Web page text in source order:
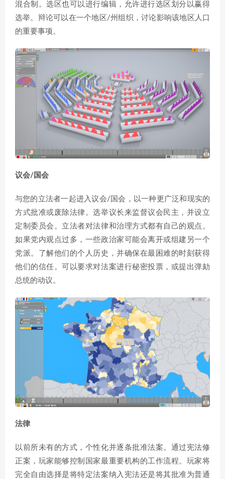
混合制。选区也可以进行编辑，允许进行选区划分以赢得
选举。辩论可以在一个地区/州组织，讨论影响该地区人口
的重要事项。
议会/国会
与您的立法者一起进入议会/国会，以一种更广泛和现实的
方式批准或废除法律。选举议长来监督议会民主，并设立
定制委员会。立法者对法律和治理方式都有自己的观点。
如果党内观点过多，一些政治家可能会离开或组建另一个
党派。了解他们的个人历史，并确保在最困难的时刻获得
他们的信任。可以要求对法案进行秘密投票，或提出弹劾
总统的动议。
法律
以前所未有的方式，个性化并逐条批准法案。通过宪法修
正案，玩家能够控制国家最重要机构的工作流程。玩家将
完全自由选择是将特定法案纳入宪法还是将其批准为普通